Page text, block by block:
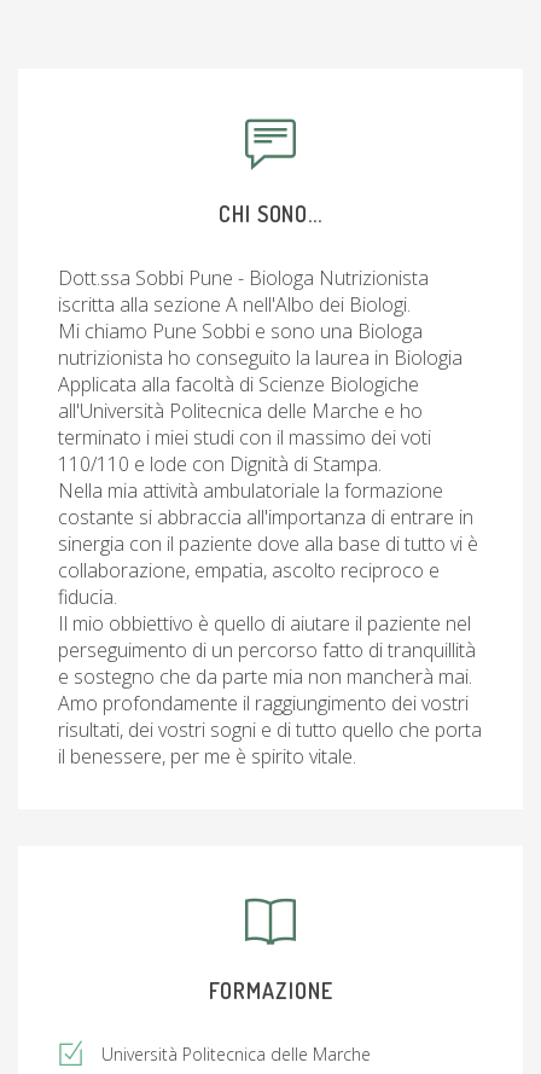
CHI SONO...
Dott.ssa Sobbi Pune - Biologa Nutrizionista
iscritta alla sezione A nell'Albo dei Biologi.
Mi chiamo Pune Sobbi e sono una Biologa
nutrizionista ho conseguito la laurea in Biologia
Applicata alla facoltà di Scienze Biologiche
all'Università Politecnica delle Marche e ho
terminato i miei studi con il massimo dei voti
110/110 e lode con Dignità di Stampa.
Nella mia attività ambulatoriale la formazione
costante si abbraccia all'importanza di entrare in
sinergia con il paziente dove alla base di tutto vi è
collaborazione, empatia, ascolto reciproco e
fiducia.
Il mio obbiettivo è quello di aiutare il paziente nel
perseguimento di un percorso fatto di tranquillità
e sostegno che da parte mia non mancherà mai.
Amo profondamente il raggiungimento dei vostri
risultati, dei vostri sogni e di tutto quello che porta
il benessere, per me è spirito vitale.
FORMAZIONE
Università Politecnica delle Marche